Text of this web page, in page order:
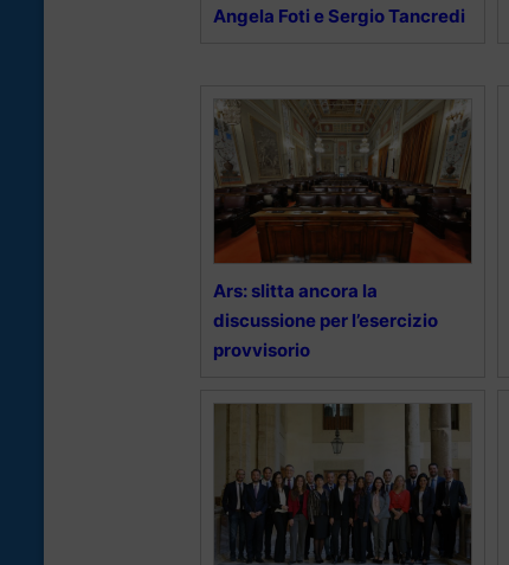
Angela Foti e Sergio Tancredi
Ars: slitta ancora la
discussione per l’esercizio
provvisorio